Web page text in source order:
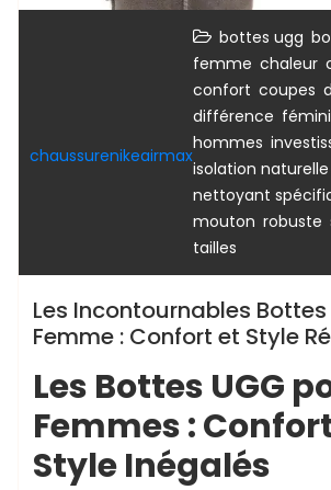
chaussurenikeairmax
bottes ugg
femme chaleur
confort coupes
différence
hommes
isolation naturelle
nettoyant
mouton robuste
tailles
Les Incontournables Bottes
Femme : Confort et Style
Les Bottes UGG
Femmes :
Style Inégalés